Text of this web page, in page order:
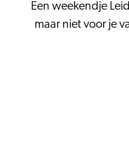
Een weekendje
maar niet voor je